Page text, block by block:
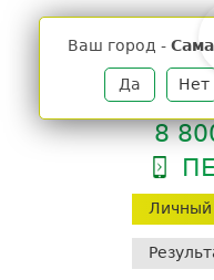
Личный
Ваш город -
Да Нет
телефон
8